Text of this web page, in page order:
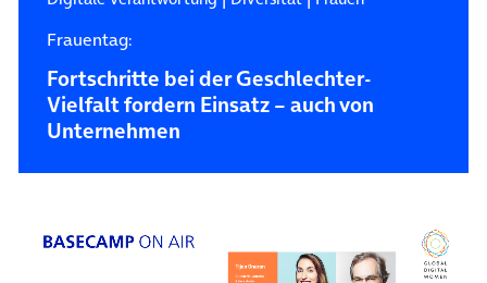
Frauentag:
Fortschritte bei der Geschlechter-
Vielfalt fordern Einsatz – auch von
Unternehmen